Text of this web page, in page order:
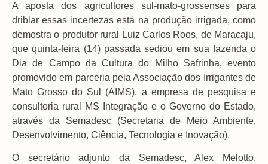
A aposta dos agricultores sul-mato-grossenses para
driblar essas incertezas está na produção irrigada, como
demostra o produtor rural Luiz Carlos Roos, de Maracaju,
que quinta-feira (14) passada sediou em sua fazenda o
Dia de Campo da Cultura do Milho Safrinha, evento
promovido em parceria pela Associação dos Irrigantes de
Mato Grosso do Sul (AIMS), a empresa de pesquisa e
consultoria rural MS Integração e o Governo do Estado,
através da Semadesc (Secretaria de Meio Ambiente,
Desenvolvimento, Ciência, Tecnologia e Inovação).
O secretário adjunto da Semadesc, Alex Melotto,